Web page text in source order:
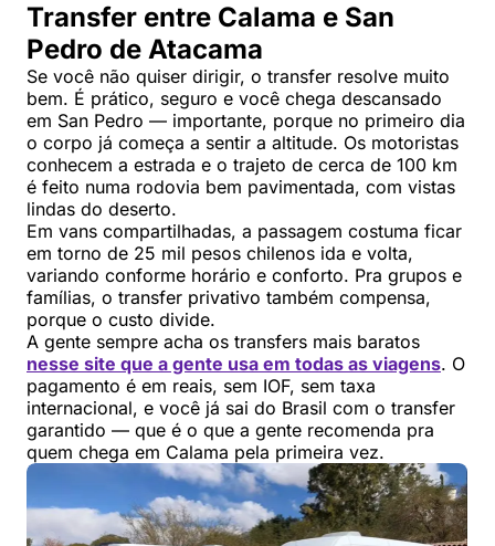
Transfer entre Calama e San
Pedro de Atacama
Se você não quiser dirigir, o transfer resolve muito
bem. É prático, seguro e você chega descansado
em San Pedro — importante, porque no primeiro dia
o corpo já começa a sentir a altitude. Os motoristas
conhecem a estrada e o trajeto de cerca de 100 km
é feito numa rodovia bem pavimentada, com vistas
lindas do deserto.
Em vans compartilhadas, a passagem costuma ficar
em torno de 25 mil pesos chilenos ida e volta,
variando conforme horário e conforto. Pra grupos e
famílias, o transfer privativo também compensa,
porque o custo divide.
A gente sempre acha os transfers mais baratos
nesse site que a gente usa em todas as viagens. O
pagamento é em reais, sem IOF, sem taxa
internacional, e você já sai do Brasil com o transfer
garantido — que é o que a gente recomenda pra
quem chega em Calama pela primeira vez.